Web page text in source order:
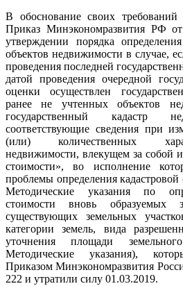
В обоснование своих требований
Приказ Минэкономразвития РФ
утверждении порядка
объектов недвижимости в случае,
проведения последней
датой проведения очередной
оценки осуществлен
ранее не учтенных объектов
государственный кадастр
соответствующие сведения при
(или) количественных
недвижимости, влекущем за собой
стоимости», во исполнение
проблемы определения
Методические указания по
стоимости вновь образуемых
существующих земельных
категории земель, вида
уточнения площади
Методические указания),
Приказом Минэкономразвития
222 и утратили силу 01.03.2019.